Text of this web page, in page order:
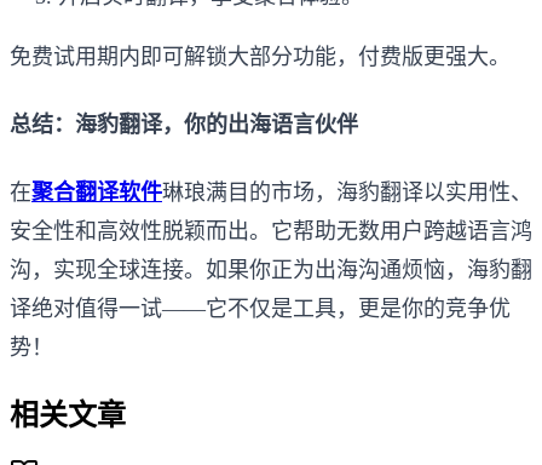
免费试用期内即可解锁大部分功能，付费版更强大。
总结：海豹翻译，你的出海语言伙伴
在聚合翻译软件琳琅满目的市场，海豹翻译以实用性、
安全性和高效性脱颖而出。它帮助无数用户跨越语言鸿
沟，实现全球连接。如果你正为出海沟通烦恼，海豹翻
译绝对值得一试——它不仅是工具，更是你的竞争优
势！
相关文章